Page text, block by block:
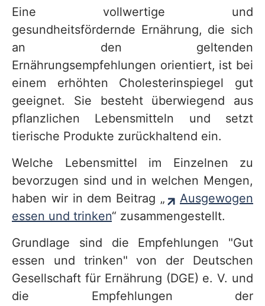
Eine vollwertige und
gesundheitsfördernde Ernährung, die sich
an den geltenden
Ernährungsempfehlungen orientiert, ist bei
einem erhöhten Cholesterinspiegel gut
geeignet. Sie besteht überwiegend aus
pflanzlichen Lebensmitteln und setzt
tierische Produkte zurückhaltend ein.
Welche Lebensmittel im Einzelnen zu
bevorzugen sind und in welchen Mengen,
haben wir in dem Beitrag „
Ausgewogen
essen und trinken“ zusammengestellt.
Grundlage sind die Empfehlungen "Gut
essen und trinken" von der Deutschen
Gesellschaft für Ernährung (DGE) e. V. und
die Empfehlungen der